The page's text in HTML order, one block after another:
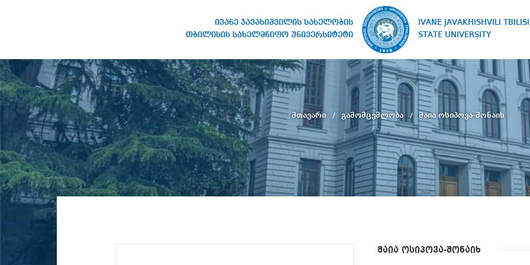
ივანე ჯავახიშვილის სახელობის
თბილისის სახელმწიფო უნივერსიტეტი
IVANE JAVAKHISHVILI TBILISI
STATE UNIVERSITY
სახელობის თბილისის
სახელმწიფო უნივერსიტეტი
მთავარი გამომცემლობა მაია ოსიპოვა-შონაიხ
მაია ოსიპოვა-შონაიხ